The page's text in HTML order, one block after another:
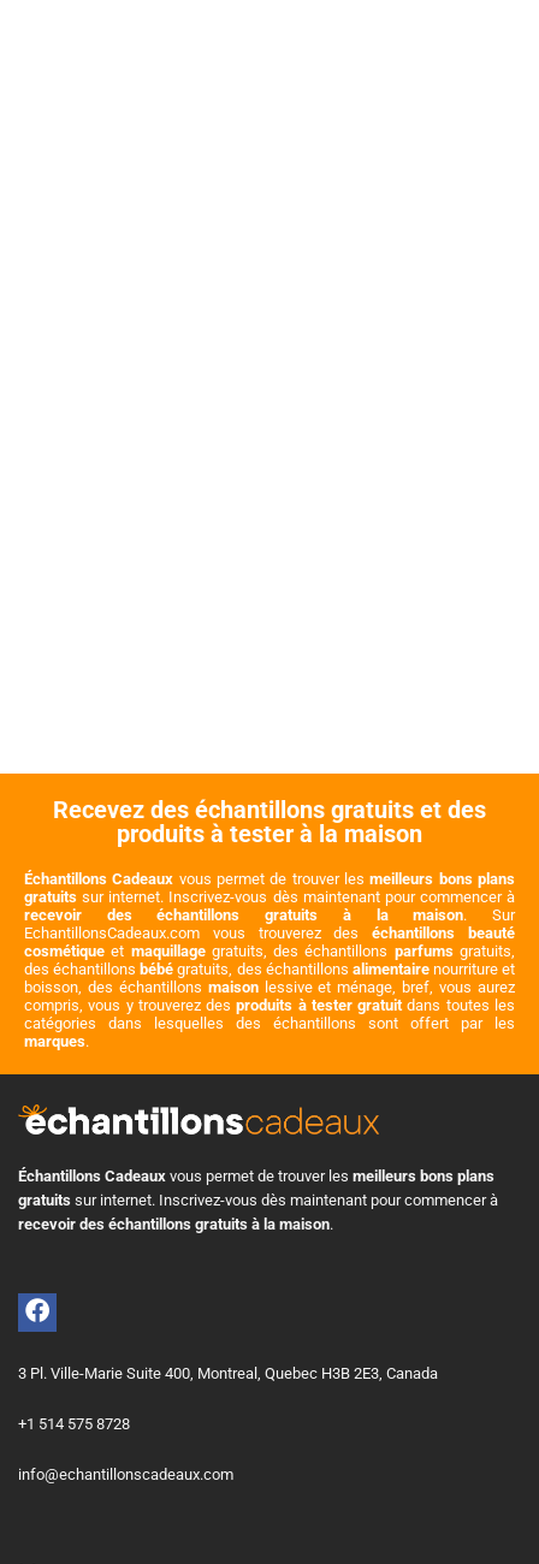
Recevez des échantillons gratuits et des
produits à tester à la maison
Échantillons Cadeaux vous permet de trouver lesmeilleurs bons plans
gratuits sur internet. Inscrivez-vous dès maintenant pour commencer à
recevoir des échantillons gratuits à la maison. Sur
EchantillonsCadeaux.com vous trouverez deséchantillons beauté
cosmétique et maquillagegratuits, des échantillons parfumsgratuits,
des échantillons bébé gratuits, des échantillons alimentairenourriture et
boisson, des échantillons maisonlessive et ménage, bref, vous aurez
compris, vous y trouverez desproduits à tester gratuit dans toutes les
catégories dans lesquelles des échantillons sont offert par les
marques.
Échantillons Cadeaux vous permet de trouver les meilleurs bons plans
gratuits sur internet. Inscrivez-vous dès maintenant pour commencer à
recevoir des échantillons gratuits à la maison.
3 Pl. Ville-Marie Suite 400, Montreal, Quebec H3B 2E3, Canada
+1 514 575 8728
info@echantillonscadeaux.com